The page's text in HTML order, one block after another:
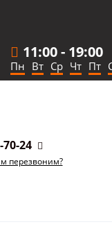
11:00- 19:00
Пн Вт Ср Чт Пт
70-24
перезвоним?